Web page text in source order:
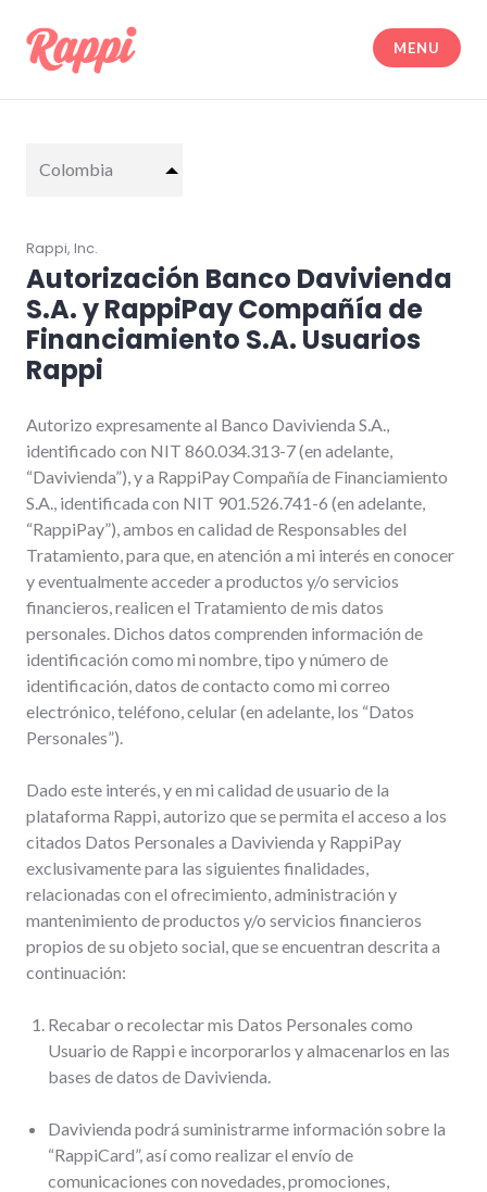
content
Legal | Rappi
MENU
Colombia
Rappi, Inc.
Autorización Banco Davivienda
S.A. y RappiPay Compañía de
Financiamiento S.A. Usuarios
Rappi
Autorizo expresamente al Banco Davivienda S.A.,
identificado con NIT 860.034.313-7 (en adelante,
“Davivienda”), y a RappiPay Compañía de Financiamiento
S.A., identificada con NIT 901.526.741-6 (en adelante,
“RappiPay”), ambos en calidad de Responsables del
Tratamiento, para que, en atención a mi interés en conocer
y eventualmente acceder a productos y/o servicios
financieros, realicen el Tratamiento de mis datos
personales. Dichos datos comprenden información de
identificación como mi nombre, tipo y número de
identificación, datos de contacto como mi correo
electrónico, teléfono, celular (en adelante, los “Datos
Personales”).
Dado este interés, y en mi calidad de usuario de la
plataforma Rappi, autorizo que se permita el acceso a los
citados Datos Personales a Davivienda y RappiPay
exclusivamente para las siguientes finalidades,
relacionadas con el ofrecimiento, administración y
mantenimiento de productos y/o servicios financieros
propios de su objeto social, que se encuentran descrita a
continuación:
Recabar o recolectar mis Datos Personales como
Usuario de Rappi e incorporarlos y almacenarlos en las
bases de datos de Davivienda.
Davivienda podrá suministrarme información sobre la
“RappiCard”, así como realizar el envío de
comunicaciones con novedades, promociones,